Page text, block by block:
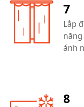
7
Lắp
ánh
8